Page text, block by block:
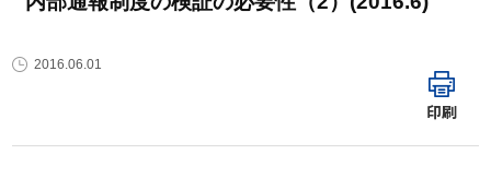
2016.06.01
印刷